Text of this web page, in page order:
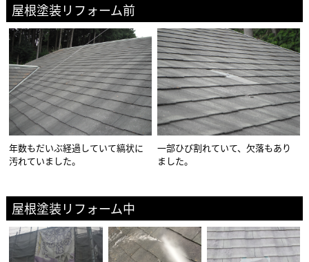
屋根塗装リフォーム前
年数もだいぶ経過していて縞状に
汚れていました。
一部ひび割れていて、欠落もあり
ました。
屋根塗装リフォーム中